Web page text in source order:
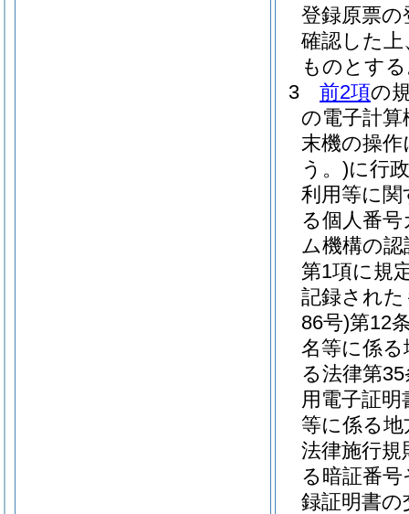
登録原票
確認した
ものとす
3
前2項の
の電子計
末機の操
う。)に行
利用等に関
る個人番
ム機構の
第1項に規
記録され
86号)第12
名等に係
る法律第
用電子証
等に係る
法律施行規
る暗証番
録証明書